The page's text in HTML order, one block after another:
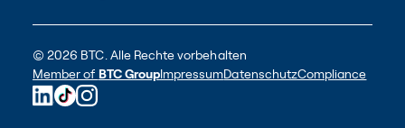
© 2026 BTC. Alle Rechte vorbehalten
Member of BTC GroupImpressumDatenschutzCompliance